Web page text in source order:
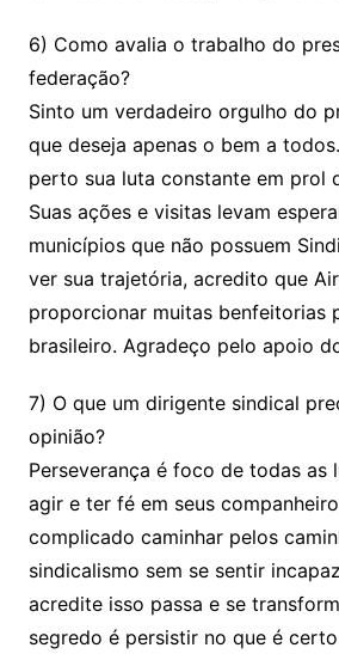
6) Como avalia o trabalho do
federação?
Sinto um verdadeiro orgulho do
que deseja apenas o bem a
perto sua luta constante em prol
Suas ações e visitas levam
municípios que não possuem
ver sua trajetória, acredito que
proporcionar muitas benfeitorias
brasileiro. Agradeço pelo apoio
7) O que um dirigente sindical
opinião?
Perseverança é foco de todas as
agir e ter fé em seus
complicado caminhar pelos
sindicalismo sem se sentir
acredite isso passa e se
segredo é persistir no que é